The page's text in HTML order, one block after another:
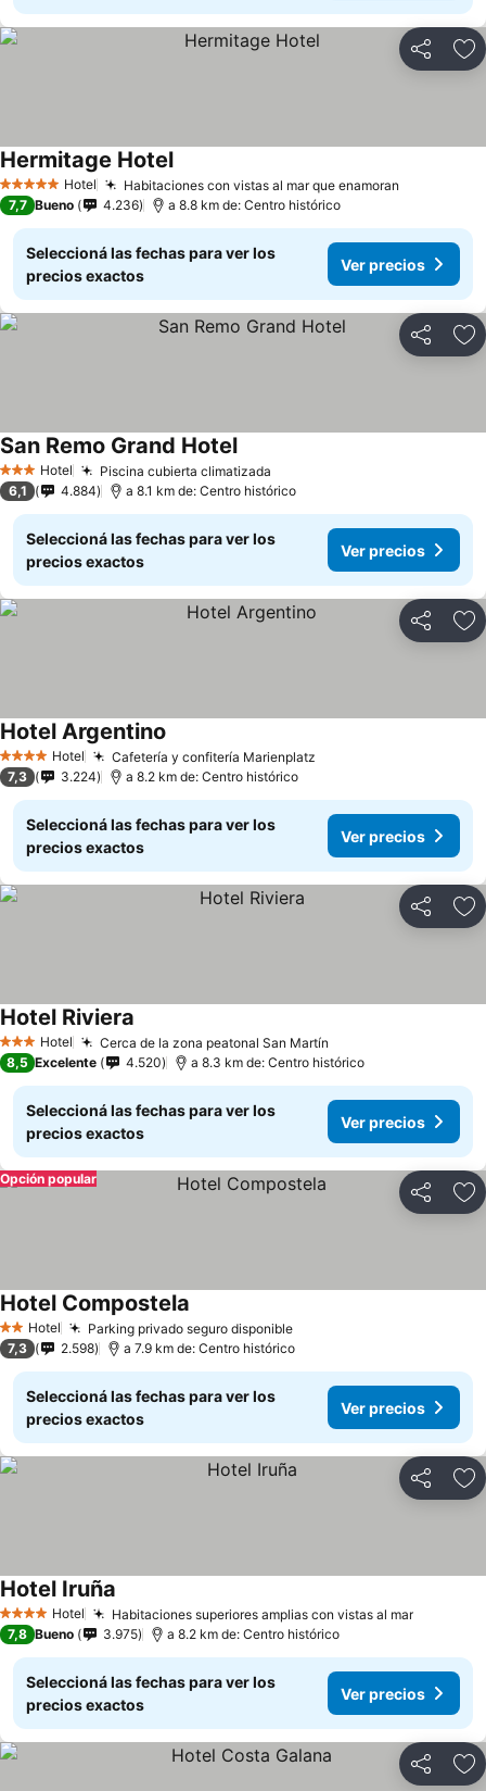
Compartir
5 Estrellas Hotel Habitaciones con vistas al mar que enamoran
Hermitage Hotel
7,7 Bueno 4.236 a 8.8 km de: Centro histórico
Seleccioná las fechas para ver los
precios exactos
Ver precios
Compartir
3 Estrellas
Hotel Piscina cubierta climatizada
San Remo Grand Hotel
6,1 4.884 a 8.1 km de: Centro histórico
Seleccioná las fechas para ver los
precios exactos
Ver precios
Compartir
4 EstrellasHotel Cafetería y confitería Marienplatz
Hotel Argentino
7,3 3.224 a 8.2 km de: Centro histórico
Seleccioná las fechas para ver los
precios exactos
Ver precios
Compartir
3 Estrellas
Hotel Cerca de la zona peatonal San Martín
Hotel Riviera
8,5 Excelente 4.520 a 8.3 km de: Centro histórico
Seleccioná las fechas para ver los
precios exactos
Ver precios
Compartir
Opción popular
2 Estrellas
Hotel Parking privado seguro disponible
Hotel Compostela
7,3 2.598 a 7.9 km de: Centro histórico
Seleccioná las fechas para ver los
precios exactos
Ver precios
Compartir
4 EstrellasHotel Habitaciones superiores amplias con vistas al mar
Hotel Iruña
7,8 Bueno 3.975 a 8.2 km de: Centro histórico
Seleccioná las fechas para ver los
precios exactos
Ver precios
Compartir